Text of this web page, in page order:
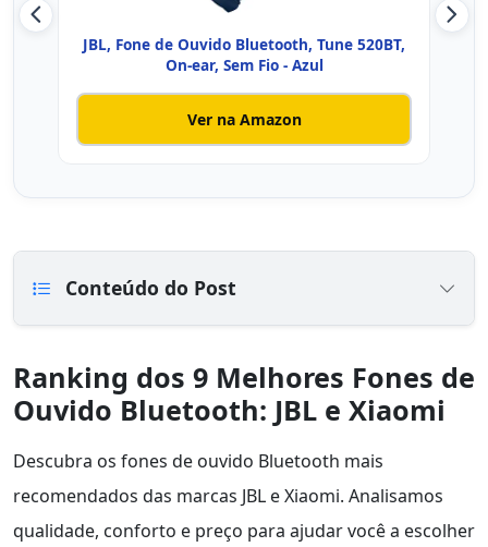
JBL, Fone de Ouvido Bluetooth, Tune 520BT,
On-ear, Sem Fio - Azul
Ver na Amazon
Conteúdo do Post
Ranking dos 9 Melhores Fones de
Ouvido Bluetooth: JBL e Xiaomi
Descubra os fones de ouvido Bluetooth mais
recomendados das marcas JBL e Xiaomi. Analisamos
qualidade, conforto e preço para ajudar você a escolher